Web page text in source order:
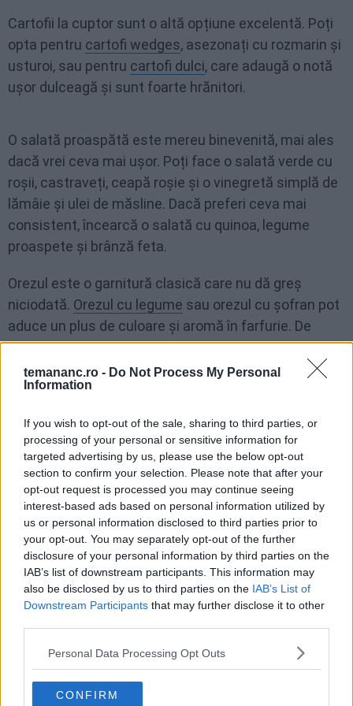
temananc.ro - Do Not Process My Personal
Information
If you wish to opt-out of the sale, sharing to third parties, or
processing of your personal or sensitive information for
targeted advertising by us, please use the below opt-out
section to confirm your selection. Please note that after your
opt-out request is processed you may continue seeing
interest-based ads based on personal information utilized by
us or personal information disclosed to third parties prior to
your opt-out. You may separately opt-out of the further
disclosure of your personal information by third parties on the
IAB’s list of downstream participants. This information may
also be disclosed by us to third parties on the IAB’s List of
Downstream Participants that may further disclose it to other
Personal Data Processing Opt Outs
CONFIRM
Cartofii la cuptor sunt o altă opțiune excelentă. Poți
opta pentru cartofi wedges, asezonați cu rozmarin și
usturoi, sau pentru cartofi dulci, care adaugă o notă
ușor dulceagă și sunt foarte hrănitori.
O salată proaspătă este mereu binevenită, mai ales
dacă vrei ceva mai ușor. Poți face o salată verde cu
roșii, castraveți, ceapă roșie și o vinegretă simplă de
lămâie și ulei de măsline. Dacă preferi ceva mai
consistent, încearcă o salată cu quinoa, legume
proaspete și brânză feta.
Orezul este o garnitură clasică care nu dă greș
niciodată. Orezul cu legume sau orezul cu șofran pot
aduce un plus de culoare și aromă în farfurie. De
asemenea,cușcușul cu legume și mirodeniieste
rapid de preparat și se potrivește bine cu puiul
condimentat.
Nu uita de piureul de legume. Piureul de cartofi este o
alegere clasică, dar poți încerca și variante mai
interesante, cum ar fipiureul de mazăresaude
conopidă, care aduc alte texturi și arome.
FACEBOOK WHATSAPP EMAIL
Te-ar mai putea interesa